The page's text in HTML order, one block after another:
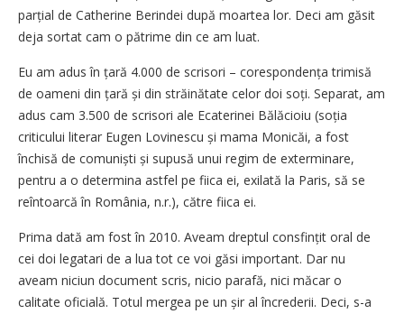
parțial de Catherine Berindei după moartea lor. Deci am găsit
deja sortat cam o pătrime din ce am luat.
Eu am adus în țară 4.000 de scrisori – corespondența trimisă
de oameni din țară și din străinătate celor doi soți. Separat, am
adus cam 3.500 de scrisori ale Ecaterinei Bălăcioiu (soția
criticului literar Eugen Lovinescu și mama Monicăi, a fost
închisă de comuniști și supusă unui regim de exterminare,
pentru a o determina astfel pe fiica ei, exilată la Paris, să se
reîntoarcă în România, n.r.), către fiica ei.
Prima dată am fost în 2010. Aveam dreptul consfințit oral de
cei doi legatari de a lua tot ce voi găsi important. Dar nu
aveam niciun document scris, nicio parafă, nici măcar o
calitate oficială. Totul mergea pe un șir al încrederii. Deci, s-a